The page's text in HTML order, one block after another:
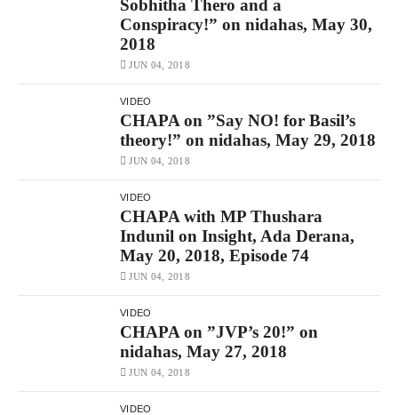
Sobhitha Thero and a
Conspiracy!” on nidahas, May 30,
2018
JUN 04, 2018
VIDEO
CHAPA on ”Say NO! for Basil’s
theory!” on nidahas, May 29, 2018
JUN 04, 2018
VIDEO
CHAPA with MP Thushara
Indunil on Insight, Ada Derana,
May 20, 2018, Episode 74
JUN 04, 2018
VIDEO
CHAPA on ”JVP’s 20!” on
nidahas, May 27, 2018
JUN 04, 2018
VIDEO